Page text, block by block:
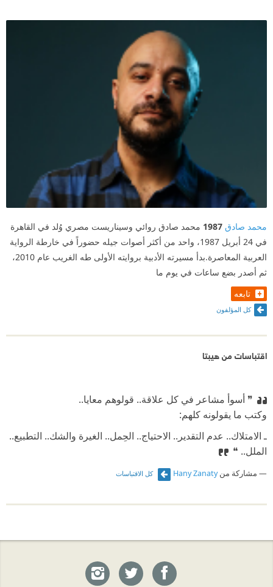
محمد صادق 1987 محمد صادق روائي وسيناريست مصري وُلد في القاهرة
في 24 أبريل 1987، واحد من أكثر أصوات جيله حضوراً في خارطة الرواية
العربية المعاصرة.بدأ مسيرته الأدبية بروايته الأولى طه الغريب عام 2010،
ثم أصدر بضع ساعات في يوم ما
تابعه
كل المؤلفون
اقتباسات من هيبتا
❞ أسوأ مشاعر في كل علاقة.. قولوهم معايا..
⁠‫وكتب ما يقولونه كلهم:
⁠‫ـ الامتلاك.. عدم التقدير.. الاحتياج.. الحِمل.. الغيرة والشك.. التطبيع..
الملل.. ❝
مشاركة منHany Zanaty كل الاقتباسات